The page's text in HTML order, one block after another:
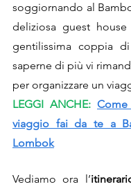
soggiornando al
deliziosa guest
gentilissima coppia
saperne di più vi
per organizzare un
LEGGI ANCHE:
viaggio fai da te a
Lombok
Vediamo ora l’